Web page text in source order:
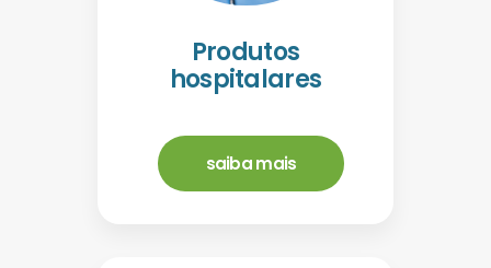
Produtos
hospitalares
saiba mais